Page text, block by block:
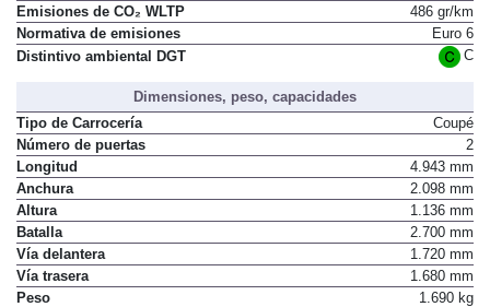
Emisiones de CO₂ WLTP
486 gr/km
Normativa de emisiones
Euro 6
Distintivo ambiental DGT
C
Dimensiones, peso, capacidades
Tipo de Carrocería
Coupé
Número de puertas
2
Longitud
4.943 mm
Anchura
2.098 mm
Altura
1.136 mm
Batalla
2.700 mm
Vía delantera
1.720 mm
Vía trasera
1.680 mm
Peso
1.690 kg